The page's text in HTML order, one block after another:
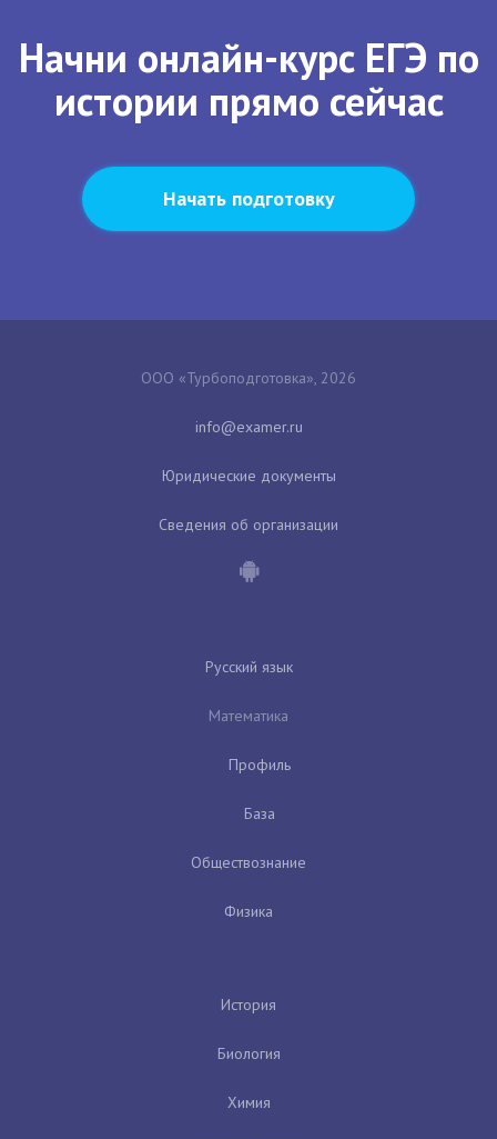
Начни онлайн-курс ЕГЭ по
истории прямо сейчас
Начать подготовку
ООО «Турбоподготовка», 2026
Юридические документы
Сведения об организации
Русский язык
Математика
Профиль
База
Обществознание
Физика
История
Биология
Химия